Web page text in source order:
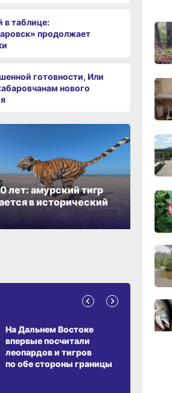
в таблице:
продолжает
готовности, Или
нового
лет: амурский тигр
в исторический
На Дальнем Востоке
впервые посчитали
леопардов и тигров
по обе стороны границы
ЗЕМЛЯКИ